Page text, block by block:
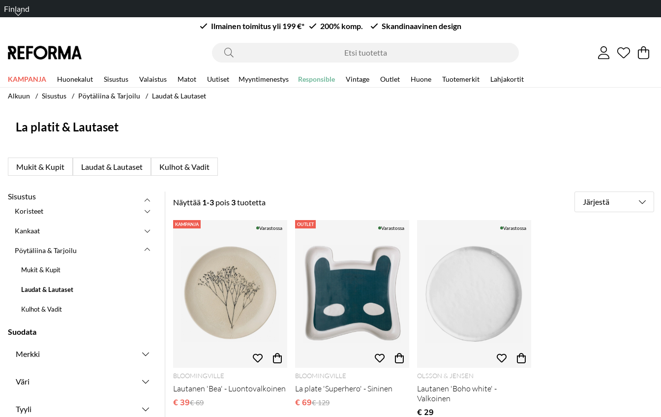
Finland
Ilmainen toimitus yli 199 €*
200% komp. Skandinaavinen design
. .
KAMPANJA Huonekalut Sisustus Valaistus Matot Uutiset Myyntimenestys Responsible Vintage Outlet Huone Tuotemerkit
Lahjakortit
Alkuun
Sisustus Pöytäliina & Tarjoilu Laudat & Lautaset
La platit & Lautaset
Mukit & Kupit Laudat & Lautaset Kulhot & Vadit
Sisustus
Koristeet
Kankaat
Pöytäliina & Tarjoilu
Mukit & Kupit
Laudat & Lautaset
Kulhot & Vadit
Suodata
Merkki
Väri
Tyyli
Näyttää 1-3 pois3tuotetta Järjestä
Tuotteet
KAMPANJA
Varastossa
BLOOMINGVILLE
Lautanen 'Bea' - Luontovalkoinen
€ 39Normaali hinta
€ 69
OUTLET
Varastossa
BLOOMINGVILLE
La plate 'Superhero' - Sininen
€ 69Normaali hinta
€ 129
Varastossa
OLSSON & JENSEN
Lautanen 'Boho white' -
Valkoinen
€ 29